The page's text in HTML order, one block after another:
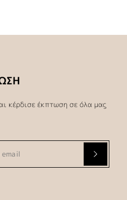
κέρδισε έκπτωση σε όλα μας